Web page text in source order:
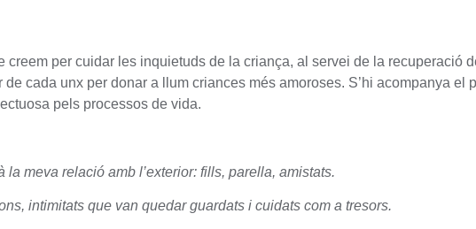
per cuidar les inquietuds de la criança, al servei de la recuperació
cada unx per donar a llum criances més amoroses. S’hi acompanya el
pels processos de vida.
meva relació amb l’exterior: fills, parella, amistats.
intimitats que van quedar guardats i cuidats com a tresors.